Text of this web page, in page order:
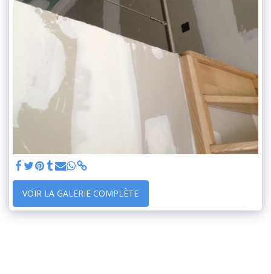
VOIR LA GALERIE COMPLÈTE